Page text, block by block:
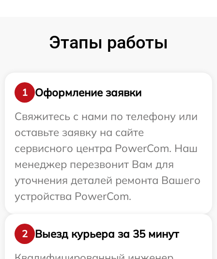
Этапы работы
1
Оформление заявки
Свяжитесь с нами по телефону или
оставьте заявку на сайте
сервисного центра PowerCom. Наш
менеджер перезвонит Вам для
уточнения деталей ремонта Вашего
устройства PowerCom.
2
Выезд курьера за 35 минут